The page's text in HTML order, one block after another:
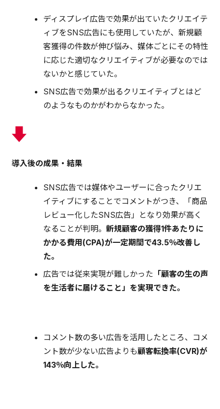
ディスプレイ広告で効果が出ていたクリエイテ
ィブをSNS広告にも使用していたが、新規顧
客獲得の件数が伸び悩み、媒体ごとにその特性
に応じた適切なクリエイティブが必要なのでは
ないかと感じていた。
SNS広告で効果が出るクリエイティブとはど
のようなものかがわからなかった。
導入後の成果・結果
SNS広告では媒体やユーザーに合ったクリエ
イティブにすることでコメントがつき、「商品
レビュー化したSNS広告」となり効果が高く
なることが判明。 新規顧客の獲得1件あたりに
かかる費用(CPA)が一定期間で43.5％改善し
た。
広告では従来実現が難しかった 「顧客の生の声
を生活者に届けること」を実現できた。
コメント数の多い広告を活用したところ、コメ
ント数が少ない広告よりも顧客転換率(CVR)が
143％向上した。